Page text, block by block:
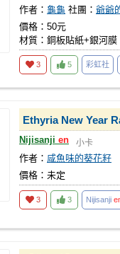
作者： 龜龜 社團： 爺爺
價格：50元
材質：銅板貼紙+銀河膜
3 5 彩虹社
Ethyria New Year
Nijisanji en 小卡
作者： 咸魚味的葵花籽
價格：未定
3 3 Nijisanji